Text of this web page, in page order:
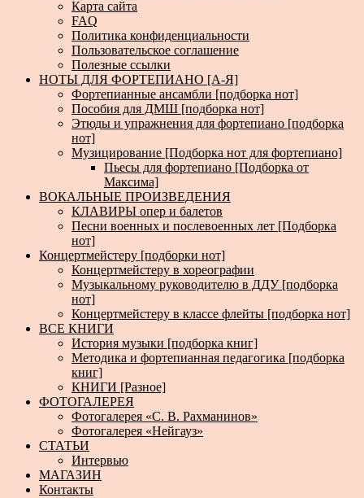
Карта сайта
FAQ
Политика конфиденциальности
Пользовательское соглашение
Полезные ссылки
НОТЫ ДЛЯ ФОРТЕПИАНО [А-Я]
Фортепианные ансамбли [подборка нот]
Пособия для ДМШ [подборка нот]
Этюды и упражнения для фортепиано [подборка
нот]
Музицирование [Подборка нот для фортепиано]
Пьесы для фортепиано [Подборка от
Максима]
ВОКАЛЬНЫЕ ПРОИЗВЕДЕНИЯ
КЛАВИРЫ опер и балетов
Песни военных и послевоенных лет [Подборка
нот]
Концертмейстеру [подборки нот]
Концертмейстеру в хореографии
Музыкальному руководителю в ДДУ [подборка
нот]
Концертмейстеру в классе флейты [подборка нот]
ВСЕ КНИГИ
История музыки [подборка книг]
Методика и фортепианная педагогика [подборка
книг]
КНИГИ [Разное]
ФОТОГАЛЕРЕЯ
Фотогалерея «С. В. Рахманинов»
Фотогалерея «Нейгауз»
СТАТЬИ
Интервью
МАГАЗИН
Контакты